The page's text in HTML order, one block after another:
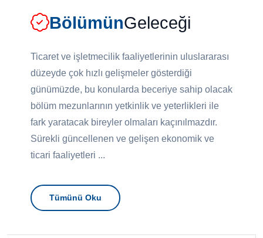
BölümünGeleceği
Ticaret ve işletmecilik faaliyetlerinin uluslararası
düzeyde çok hızlı gelişmeler gösterdiği
günümüzde, bu konularda beceriye sahip olacak
bölüm mezunlarının yetkinlik ve yeterlikleri ile
fark yaratacak bireyler olmaları kaçınılmazdır.
Sürekli güncellenen ve gelişen ekonomik ve
ticari faaliyetleri ...
Tümünü Oku